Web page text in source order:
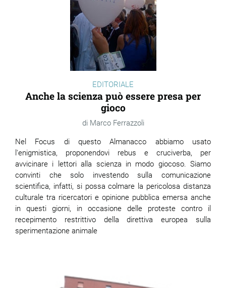
EDITORIALE
Anche la scienza può essere presa per
gioco
Marco Ferrazzoli
Nel Focus di questo Almanacco abbiamo usato
l'enigmistica, proponendovi rebus e cruciverba, per
avvicinare i lettori alla scienza in modo giocoso. Siamo
convinti che solo investendo sulla comunicazione
scientifica, infatti, si possa colmare la pericolosa distanza
culturale tra ricercatori e opinione pubblica emersa anche
in questi giorni, in occasione delle proteste contro il
recepimento restrittivo della direttiva europea sulla
sperimentazione animale